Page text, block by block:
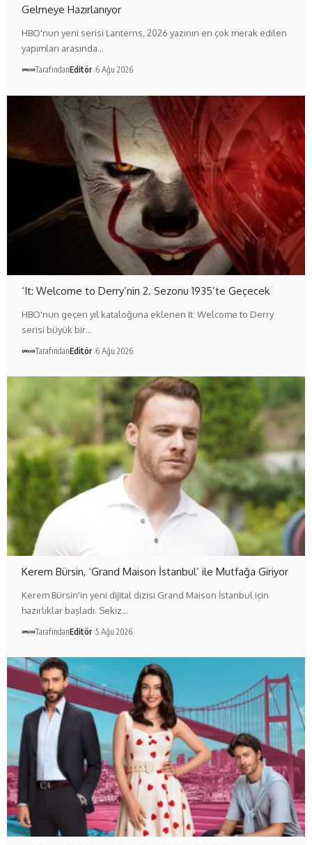
Gelmeye Hazırlanıyor
HBO'nun yeni serisi Lanterns, 2026 yazının en çok merak edilen
yapımları arasında…
TarafındanEditör 6 Ağu 2026
‘It: Welcome to Derry’nin 2. Sezonu 1935’te Geçecek
HBO'nun geçen yıl kataloğuna eklenen It: Welcome to Derry
serisi büyük bir…
TarafındanEditör 6 Ağu 2026
Kerem Bürsin, ‘Grand Maison İstanbul’ ile Mutfağa Giriyor
Kerem Bürsin'in yeni dijital dizisi Grand Maison İstanbul için
hazırlıklar başladı. Sekiz…
TarafındanEditör 5 Ağu 2026